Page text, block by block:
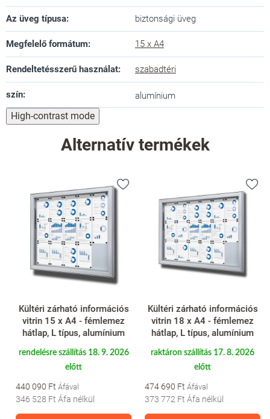
Az üveg típusa: biztonsági üveg
Megfelelő formátum: 15 x A4
Rendeltetésszerű használat: szabadtéri
szín: alumínium
High-contrast mode
Alternatív termékek
Kültéri zárható információs
vitrin 15 x A4 - fémlemez
hátlap, L típus, alumínium
rendelésre szállítás 18. 9. 2026
előtt
440 090 Ft
346 528 FtÁfa nélkül
Kültéri zárható információs
vitrin 18 x A4 - fémlemez
hátlap, L típus, alumínium
raktáron szállítás 17. 8. 2026
előtt
474 690 Ft
373 772 FtÁfa nélkül